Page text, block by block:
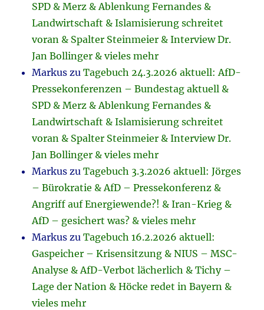
SPD & Merz & Ablenkung Fernandes &
Landwirtschaft & Islamisierung schreitet
voran & Spalter Steinmeier & Interview Dr.
Jan Bollinger & vieles mehr
Markus zuTagebuch 24.3.2026 aktuell: AfD-
Pressekonferenzen – Bundestag aktuell &
SPD & Merz & Ablenkung Fernandes &
Landwirtschaft & Islamisierung schreitet
voran & Spalter Steinmeier & Interview Dr.
Jan Bollinger & vieles mehr
Markus zuTagebuch 3.3.2026 aktuell: Jörges
– Bürokratie & AfD – Pressekonferenz &
Angriff auf Energiewende?! & Iran-Krieg &
AfD – gesichert was? & vieles mehr
Markus zuTagebuch 16.2.2026 aktuell:
Gaspeicher – Krisensitzung & NIUS – MSC-
Analyse & AfD-Verbot lächerlich & Tichy –
Lage der Nation & Höcke redet in Bayern &
vieles mehr